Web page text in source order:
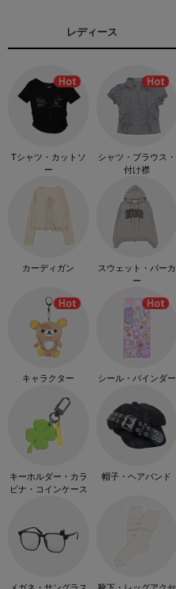
レディース
Tシャツ・カットソ
ー
シャツ・ブラウス・
付け襟
カーディガン
スウェット・パーカ
ー
キャラクター シール・バインダー
キーホルダー・カラ
ビナ・コインケース
帽子・ヘアバンド